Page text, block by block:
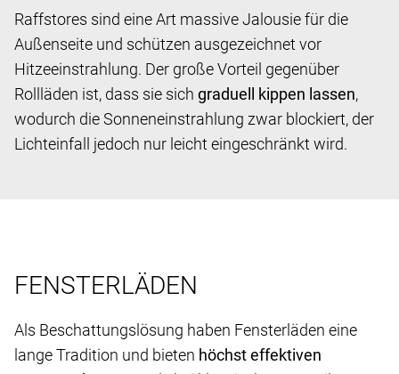
Raffstores sind eine Art massive Jalousie für die
Außenseite und schützen ausgezeichnet vor
Hitzeeinstrahlung. Der große Vorteil gegenüber
Rollläden ist, dass sie sich graduell kippen lassen,
wodurch die Sonneneinstrahlung zwar blockiert, der
Lichteinfall jedoch nur leicht eingeschränkt wird.
FENSTERLÄDEN
Als Beschattungslösung haben Fensterläden eine
lange Tradition und bieten höchst effektiven